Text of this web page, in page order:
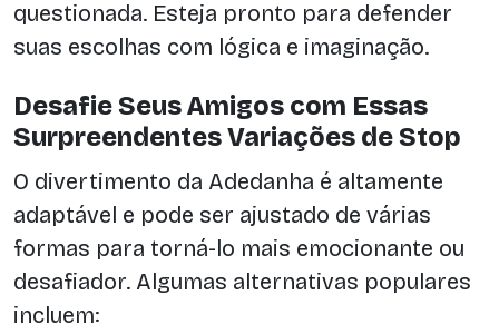
questionada. Esteja pronto para defender
suas escolhas com lógica e imaginação.
Desafie Seus Amigos com Essas
Surpreendentes Variações de Stop
O divertimento da Adedanha é altamente
adaptável e pode ser ajustado de várias
formas para torná-lo mais emocionante ou
desafiador. Algumas alternativas populares
incluem: